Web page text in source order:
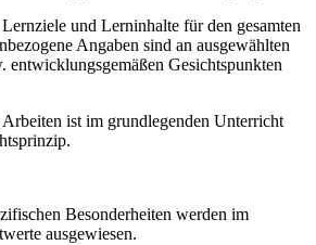
und Lerninhalte für den gesamten
Angaben sind an ausgewählten
entwicklungsgemäßen Gesichtspunkten
ist im grundlegenden Unterricht
Besonderheiten werden im
ausgewiesen.